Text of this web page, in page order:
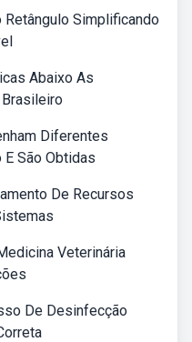
Simplificando
Abaixo As
Diferentes
São Obtidas
De Recursos
Veterinária
De Desinfecção